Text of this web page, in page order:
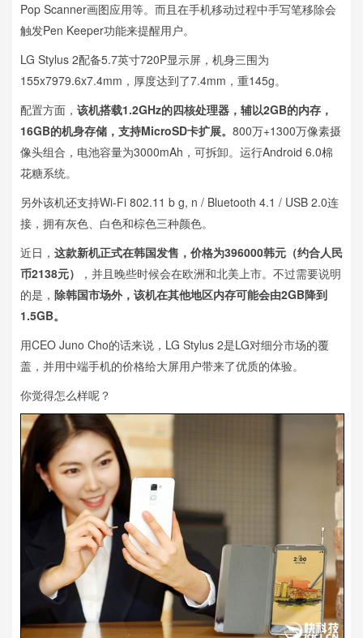
Pop Scanner画图应用等。而且在手机移动过程中手写笔移除会
触发Pen Keeper功能来提醒用户。
LG Stylus 2配备5.7英寸720P显示屏，机身三围为
155x7979.6x7.4mm，厚度达到了7.4mm，重145g。
配置方面， 该机搭载1.2GHz的四核处理器，辅以2GB的内存，
16GB的机身存储，支持MicroSD卡扩展。 800万+1300万像素摄
像头组合，电池容量为3000mAh，可拆卸。运行Android 6.0棉
花糖系统。
另外该机还支持Wi-Fi 802.11 b g, n / Bluetooth 4.1 / USB 2.0连
接，拥有灰色、白色和棕色三种颜色。
近日， 这款新机正式在韩国发售，价格为396000韩元（约合人民
币2138元）
，并且晚些时候会在欧洲和北美上市。不过需要说明
的是， 除韩国市场外，该机在其他地区内存可能会由2GB降到
1.5GB。
用CEO Juno Cho的话来说，LG Stylus 2是LG对细分市场的覆
盖，并用中端手机的价格给大屏用户带来了优质的体验。
你觉得怎么样呢？